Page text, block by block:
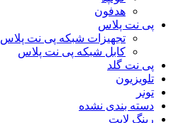
هدفون
پی نت پلاس
تجهیزات شبکه پی نت پلاس
کابل شبکه پی نت پلاس
پی نت گلد
تلویزیون
تونر
دسته بندی نشده
رینگ لایت